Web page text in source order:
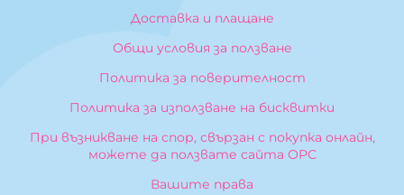
Доставка и плащане
Общи условия за ползване
Политика за поверителност
Политика за използване на бисквитки
При възникване на спор, свързан с покупка онлайн,
можете да ползвате сайта ОРС
Вашите права